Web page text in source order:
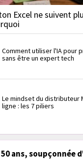
Excel ne suivent
Comment utiliser l'IA pour
sans être un expert tech
Le mindset du distributeur
ligne : les 7 piliers
ans, soupçonnée